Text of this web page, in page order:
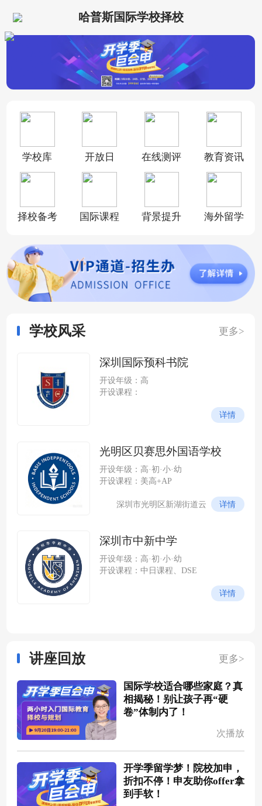
哈普斯国际学校择校
学校库 开放日 在线测评 教育资讯
择校备考 国际课程 背景提升 海外留学
学校风采 更多>
深圳国际预科书院
开设年级：高
开设课程：
详情
光明区贝赛思外国语学校
开设年级：高·初·小·幼
开设课程：美高+AP
深圳校区）
详情
深圳市中新中学
开设年级：高·初·小·幼
开设课程：中日课程、DSE
详情
讲座回放 更多>
国际学校适合哪些家庭？真
相揭秘！别让孩子再“硬
卷”体制内了！
次播放
开学季留学梦！院校加申，
折扣不停！申友助你offer拿
到手软！